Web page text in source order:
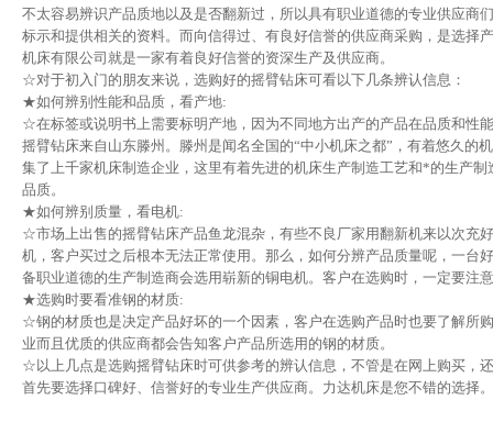
不太容易辨识产品质地以及是否翻新过，所以具有职业道德的专业供应商
标示和提供相关的资料。而向信得过、有良好信誉的供应商采购，是选择
机床有限公司就是一家有着良好信誉的资深生产及供应商。
☆对于初入门的朋友来说，选购好的摇臂钻床可看以下几条辨认信息：
★如何辨别性能和品质，看产地:
☆在标签或说明书上需要标明产地，因为不同地方出产的产品在品质和性
摇臂钻床来自山东滕州。滕州是闻名全国的“中小机床之都”，有着悠久的
集了上千家机床制造企业，这里有着先进的机床生产制造工艺和*的生产
品质。
★如何辨别质量，看电机:
☆市场上出售的摇臂钻床产品鱼龙混杂，有些不良厂家用翻新机来以次充
机，客户买过之后根本无法正常使用。那么，如何分辨产品质量呢，一台
备职业道德的生产制造商会选用崭新的铜电机。客户在选购时，一定要注
★选购时要看准钢的材质:
☆钢的材质也是决定产品好坏的一个因素，客户在选购产品时也要了解所
业而且优质的供应商都会告知客户产品所选用的钢的材质。
☆以上几点是选购摇臂钻床时可供参考的辨认信息，不管是在网上购买，
首先要选择口碑好、信誉好的专业生产供应商。力达机床是您不错的选择。